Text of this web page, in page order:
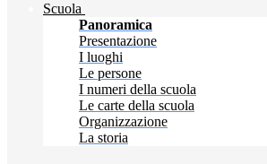
Scuola
Panoramica
Presentazione
I luoghi
Le persone
I numeri della scuola
Le carte della scuola
Organizzazione
La storia